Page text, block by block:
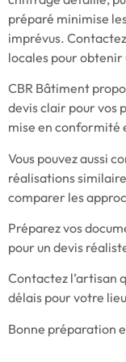
préparé minimise
imprévus.
locales pour obtenir
CBR Bâtiment
devis clair pour vos
mise en conformité
Vous pouvez aussi
réalisations
comparer les
Préparez vos
pour un devis
Contactez l’artisan
délais pour votre
Bonne préparation